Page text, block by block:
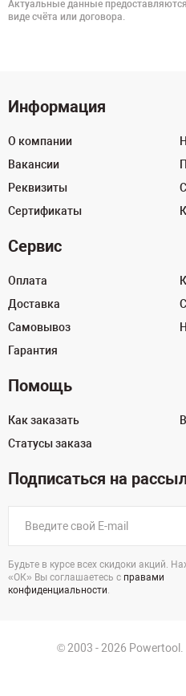
Актуальные данные
виде счёта или договора.
Информация
О компании
Вакансии
Реквизиты
Сертификаты
Сервис
Оплата
Доставка
Самовывоз
Гарантия
Помощь
Как заказать
Статусы заказа
Подписаться на
Будьте в курсе всех скидоки акций.
«ОК» Вы соглашаетесь с правами
конфиденциальности.
© 2003 - 2026